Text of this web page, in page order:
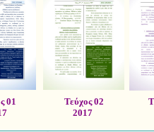
01 Τεύχος 02
2017